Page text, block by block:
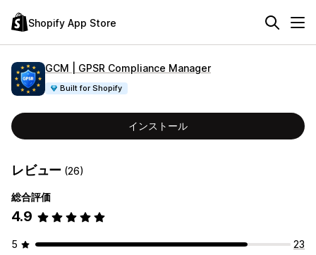
Shopify App Store
GCM | GPSR Compliance Manager
Built for Shopify
インストール
レビュー (26)
総合評価
4.9
5
23